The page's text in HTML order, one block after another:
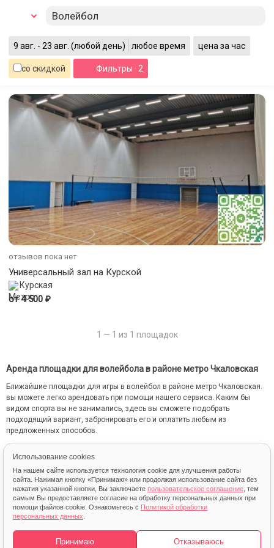
Использование cookies
На нашем сайте используется технология cookie для улучшения работы
сайта. Нажимая кнопку «Принимаю» или продолжая использование сайта без
нажатия указанной кнопки, Вы заключаете пользовательское соглашение , тем
самым Вы предоставляете согласие на обработку персональных данных при
помощи файлов cookie. Ознакомьтесь с Политикой обработки
персональных данных
Принимаю Отказываюсь
Волейбол
9 авг. - 23 авг. (любой день) любое время цена за час
со скидкой Фильтры · 2
отзывов пока нет
Универсальный зал на Курской
Курская
от 4 500 ₽
1 — 1 из 1 площадок
Аренда площадки для волейбола в районе метро Чкаловская
Ближайшие площадки для игры в волейбол в районе метро Чкаловская.
вы можете легко арендовать при помощи нашего сервиса. Каким бы
видом спорта вы не занимались, здесь вы сможете подобрать
подходящий вариант, забронировать его и оплатить любым из
предложенных способов.
временной период с внесением оплаты на ежемесячной основе.